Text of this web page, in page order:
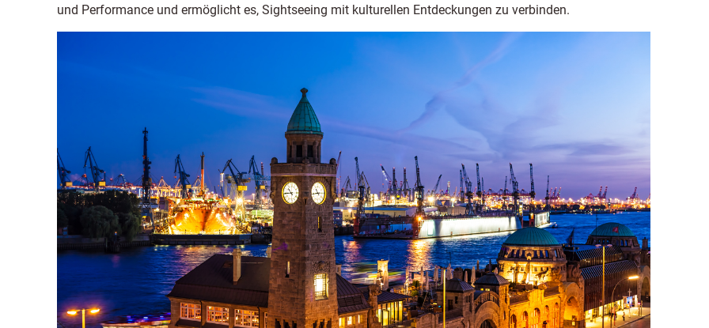
und Performance und ermöglicht es, Sightseeing mit kulturellen Entdeckungen zu verbinden.